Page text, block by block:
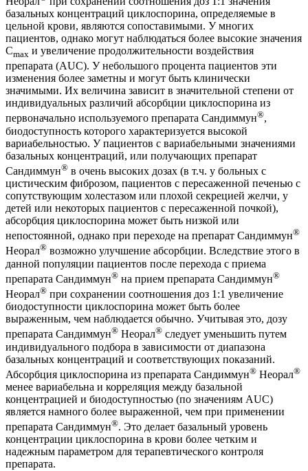
базальных концентраций циклоспорина, определяемые в
цельной крови, являются сопоставимыми. У многих
пациентов, однако могут наблюдаться более высокие значения
Cmax и увеличение продолжительности воздействия
препарата (AUC). У небольшого процента пациентов эти
изменения более заметны и могут быть клинически
значимыми. Их величина зависит в значительной степени от
индивидуальных различий абсорбции циклоспорина из
первоначально используемого препарата Сандиммун®,
биодоступность которого характеризуется высокой
вариабельностью. У пациентов с вариабельными значениями
базальных концентраций, или получающих препарат
Сандиммун® в очень высоких дозах (в т.ч. у больных с
цистическим фиброзом, пациентов с пересаженной печенью с
сопутствующим холестазом или плохой секрецией желчи, у
детей или некоторых пациентов с пересаженной почкой),
абсорбция циклоспорина может быть низкой или
непостоянной, однако при переходе на препарат Сандиммун®
Неорал® возможно улучшение абсорбции. Вследствие этого в
данной популяции пациентов после перехода с приема
препарата Сандиммун® на прием препарата Сандиммун®
Неорал® при сохранении соотношения доз 1:1 увеличение
биодоступности циклоспорина может быть более
выраженным, чем наблюдается обычно. Учитывая это, дозу
препарата Сандиммун® Неорал® следует уменьшить путем
индивидуального подбора в зависимости от диапазона
базальных концентраций и соответствующих показаний.
Абсорбция циклоспорина из препарата Сандиммун® Неорал®
менее вариабельна и корреляция между базальной
концентрацией и биодоступностью (по значениям AUC)
является намного более выраженной, чем при применении
препарата Сандиммун®. Это делает базальный уровень
концентрации циклоспорина в крови более четким и
надежным параметром для терапевтического контроля
препарата.